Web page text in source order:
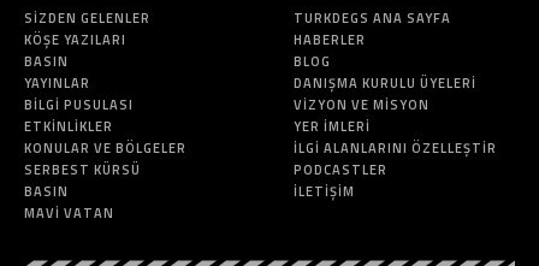
SIZDEN GELENLER
KÖŞE YAZILARI
BASIN
YAYINLAR
BILGI PUSULASI
ETKINLIKLER
KONULAR VE BÖLGELER
SERBEST KÜRSÜ
BASIN
MAVI VATAN
TURKDEGS ANA SAYFA
HABERLER
BLOG
DANIŞMA KURULU ÜYELERI
VIZYON VE MISYON
YER İMLERI
İLGI ALANLARINI ÖZELLEŞTIR
PODCASTLER
İLETIŞIM